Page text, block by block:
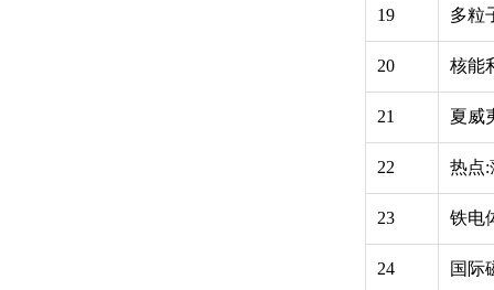
19 多粒
20 核能
21 夏威
22 热点:
23 铁电
24 国际